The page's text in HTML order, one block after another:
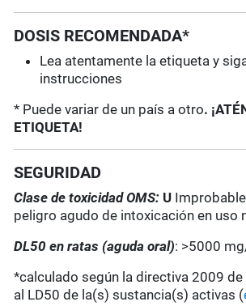
DOSIS RECOMENDADA*
Lea atentamente la etiqueta y
instrucciones
* Puede variar de un país a otro.
ETIQUETA!
SEGURIDAD
Clase de toxicidad OMS: U
peligro agudo de intoxicación en uso
DL50 en ratas (aguda oral): >5000
*calculado según la directiva 2009 de
al LD50 de la(s) sustancia(s) activas (